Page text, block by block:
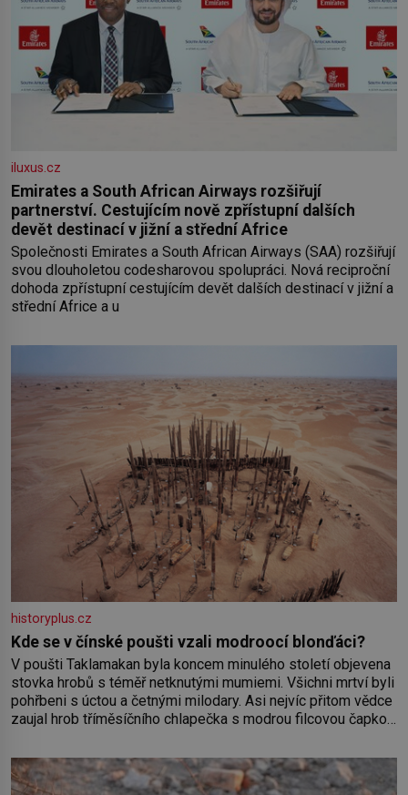
iluxus.cz
Emirates a South African Airways rozšiřují
partnerství. Cestujícím nově zpřístupní dalších
devět destinací v jižní a střední Africe
Společnosti Emirates a South African Airways (SAA) rozšiřují
svou dlouholetou codesharovou spolupráci. Nová reciproční
dohoda zpřístupní cestujícím devět dalších destinací v jižní a
střední Africe a u
historyplus.cz
Kde se v čínské poušti vzali modroocí blonďáci?
V poušti Taklamakan byla koncem minulého století objevena
stovka hrobů s téměř netknutými mumiemi. Všichni mrtví byli
pohřbeni s úctou a četnými milodary. Asi nejvíc přitom vědce
zaujal hrob tříměsíčního chlapečka s modrou filcovou čapkou,
nesmírně dobře zachovalá, přičítají odborníci zdejším
klimatickým podmínkám. Sucho, prosolené písky a extrémně